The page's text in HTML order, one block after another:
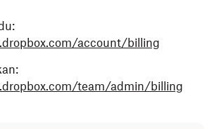
account/billing
team/admin/billing